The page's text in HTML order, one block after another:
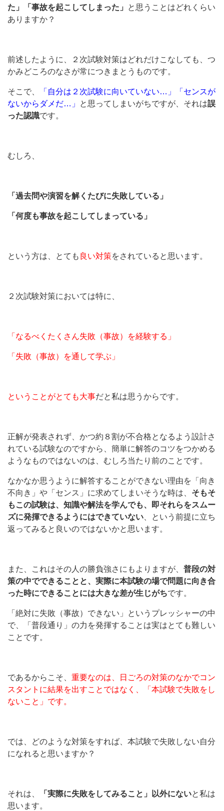
た」「事故を起こしてしまった」
と思うことはどれくらい
ありますか？
前述したように、２次試験対策はどれだけこなしても、つ
かみどころのなさが常につきまとうものです。
そこで、
「自分は２次試験に向いていない…」「センスが
ないからダメだ…」
と思ってしまいがちですが、それは誤
った認識です。
むしろ、
「過去問や演習を解くたびに失敗している」
「何度も事故を起こしてしまっている」
という方は、とても 良い対策をされていると思います。
２次試験対策においては特に、
「なるべくたくさん失敗（事故）を経験する」
「失敗（事故）を通して学ぶ」
ということがとても大事だと私は思うからです。
正解が発表されず、かつ約８割が不合格となるよう設計さ
れている試験なのですから、簡単に解答のコツをつかめる
ようなものではないのは、むしろ当たり前のことです。
なかなか思うように解答することができない理由を「向き
不向き」や「センス」に求めてしまいそうな時は、 そもそ
もこの試験は、知識や解法を学んでも、即それらをスムー
ズに発揮できるようにはできていない 、という前提に立ち
返ってみると良いのではないかと思います。
また、これはその人の勝負強さにもよりますが、 普段の対
策の中でできることと、実際に本試験の場で問題に向き合
った時にできることには大きな差が生じがちです。
「絶対に失敗（事故）できない」というプレッシャーの中
で、「普段通り」の力を発揮することは実はとても難しい
ことです。
であるからこそ、 重要なのは、日ごろの対策のなかでコン
スタントに結果を出すことではなく、「本試験で失敗をし
ないこと」です。
では、どのような対策をすれば、本試験で失敗しない自分
になれると思いますか？
それは、 「実際に失敗をしてみること」以外にないと私は
思います。